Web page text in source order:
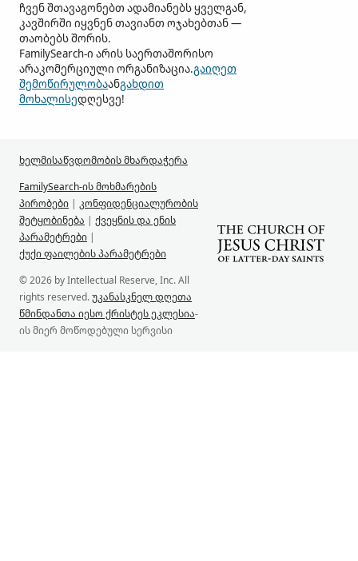
ჩვენ შთავაგონებთ ადამიანებს ყველგან,
კავშირში იყვნენ თავიანთ ოჯახებთან —
თაობებს შორის.
FamilySearch-ი არის საერთაშორისო
არაკომერციული ორგანიზაცია.გაიღეთ
შემოწირულობაანგახდით
მოხალისედღესვე!
ხელმისაწვდომობის მხარდაჭერა
FamilySearch-ის მოხმარების
პირობები | კონფიდენციალურობის
შეტყობინება | ქვეყნის და ენის
პარამეტრები |
ქუქი ფაილების პარამეტრები
© 2026 by Intellectual Reserve, Inc. All
rights reserved.უკანასკნელ დღეთა
წმინდანთა იესო ქრისტეს ეკლესია-
ის მიერ მოწოდებული სერვისი